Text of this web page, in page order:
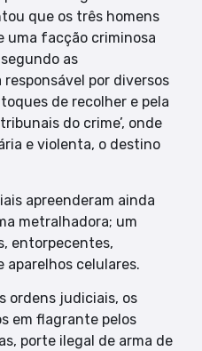
que os três homens
uma facção criminosa
as
por diversos
de recolher e pela
do crime’, onde
e violenta, o destino
apreenderam ainda
metralhadora; um
entorpecentes,
aparelhos celulares.
ordens judiciais, os
em flagrante pelos
porte ilegal de arma de